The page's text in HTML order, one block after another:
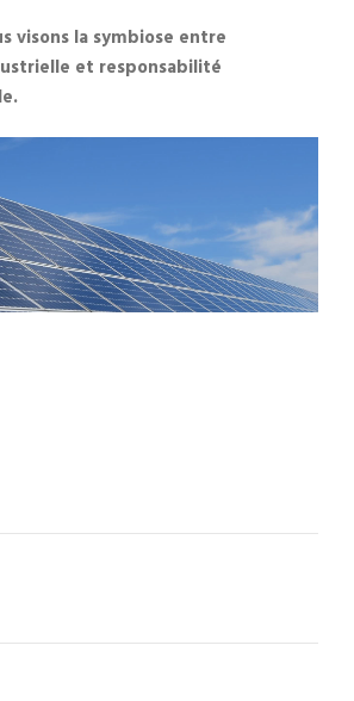
visons la symbiose entre
et responsabilité